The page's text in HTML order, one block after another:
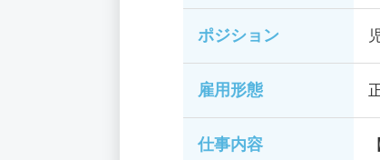
ポジション
雇用形態
仕事内容